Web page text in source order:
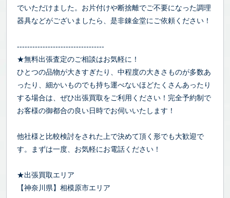
でいただけました。お片付けや断捨離でご不要になった調理
器具などがございましたら、是非錬金堂にご依頼ください！
----------------------------------
★無料出張査定のご相談はお気軽に！
ひとつの品物が大きすぎたり、中程度の大きさものが多数あ
ったり、細かいものでも持ち運べないほどたくさんあったり
する場合は、ぜひ出張買取をご利用ください！完全予約制で
お客様の御都合の良い日時でお伺いいたします！
他社様と比較検討をされた上で決めて頂く形でも大歓迎で
す。まずは一度、お気軽にお電話ください！
★出張買取エリア
【神奈川県】相模原市エリア